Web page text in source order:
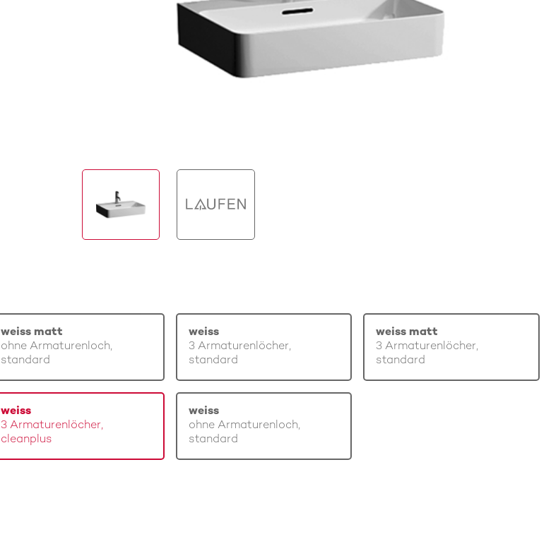
weiss matt
ohne Armaturenloch,
standard
weiss
3 Armaturenlöcher,
standard
weiss matt
3 Armaturenlöcher,
standard
weiss
3 Armaturenlöcher,
cleanplus
weiss
ohne Armaturenloch,
standard